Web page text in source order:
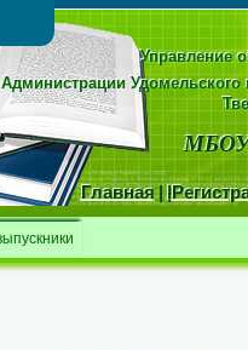
Главная||
Управление
Администрации Удомельского